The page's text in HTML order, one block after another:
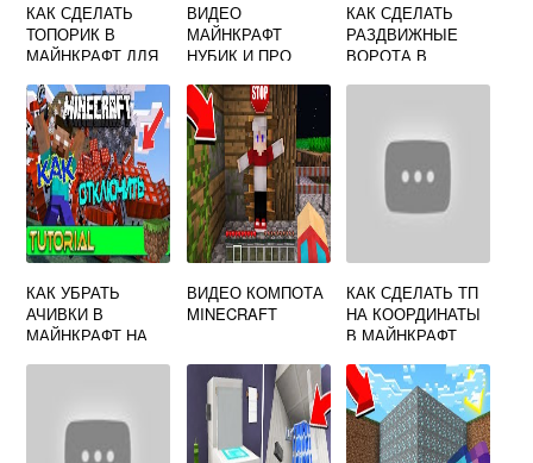
КАК СДЕЛАТЬ
ТОПОРИК В
МАЙНКРАФТ ДЛЯ
БЛОКОВ
ВИДЕО
МАЙНКРАФТ
НУБИК И ПРО
КАК СДЕЛАТЬ
РАЗДВИЖНЫЕ
ВОРОТА В
КАК УБРАТЬ
АЧИВКИ В
МАЙНКРАФТ НА
ВИДЕО КОМПОТА
MINECRAFT
КАК СДЕЛАТЬ ТП
НА КООРДИНАТЫ
В МАЙНКРАФТ